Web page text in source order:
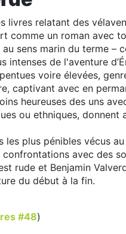
livres relatant des
comme un roman avec
sens marin du terme –
intenses de l'aventure
voire élevées,
captivant avec en
heureuses des uns
ou ethniques, donnent
les plus pénibles vécus
avec des
rude et Benjamin
du début à la fin.
#48)